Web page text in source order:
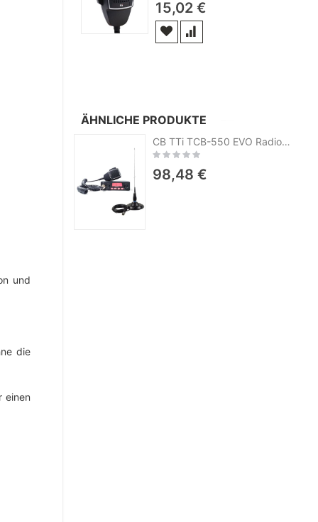
und
die
einen
15,02 €
ÄHNLICHE PRODUKTE
CB TTi TCB-550 EVO Radiosender-Kit + PNI ML145-Antenne mit Magnet
Rating:
98,48 €